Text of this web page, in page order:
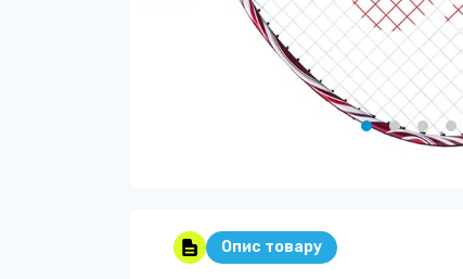
Опис товару